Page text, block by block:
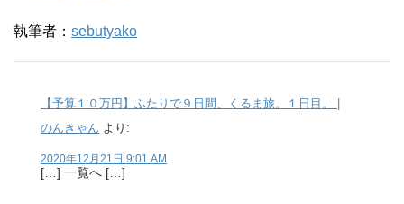
執筆者： sebutyako
【予算１０万円】ふたりで９日間、くるま旅。１日目。 |
のんきゃん より:
2020年12月21日 9:01 AM
[…] 一覧へ […]